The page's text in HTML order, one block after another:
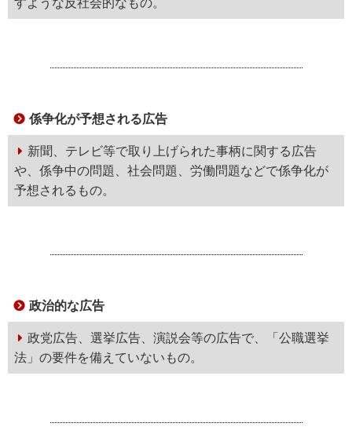
すような反社会的なもの。
係争化が予想される広告
新聞、テレビ等で取り上げられた事柄に関する広告
や、係争中の問題、社会問題、労働問題などで係争化が
予想されるもの。
政治的な広告
政党広告、選挙広告、演説会等の広告で、「公職選挙
法」の要件を備えていないもの。